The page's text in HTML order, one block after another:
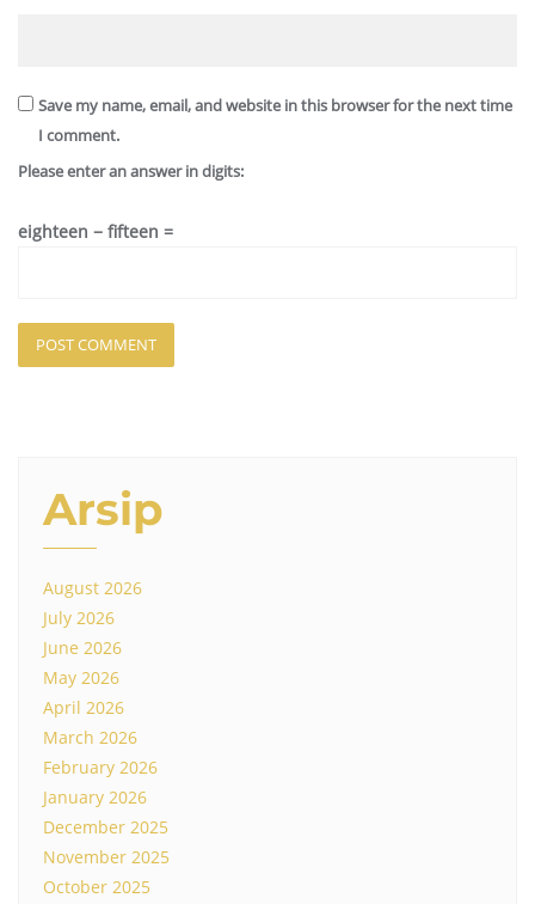
Save my name, email, and website in this browser for the next time
I comment.
Please enter an answer in digits:
eighteen − fifteen =
Arsip
August 2026
July 2026
June 2026
May 2026
April 2026
March 2026
February 2026
January 2026
December 2025
November 2025
October 2025